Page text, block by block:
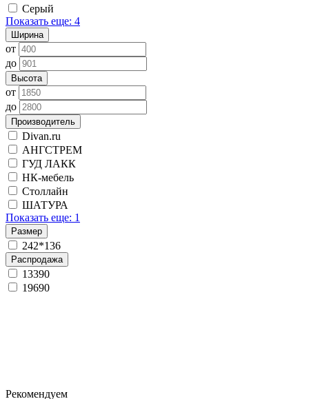
Серый
Показать еще: 4
Ширина
от
до
Высота
от
до
Производитель
Divan.ru
АНГСТРЕМ
ГУД ЛАКК
НК-мебель
Столлайн
ШАТУРА
Показать еще: 1
Размер
242*136
Распродажа
13390
19690
Рекомендуем